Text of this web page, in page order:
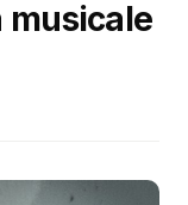
musicale